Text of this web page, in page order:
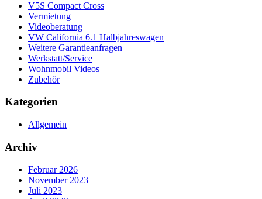
V5S Compact Cross
Vermietung
Videoberatung
VW California 6.1 Halbjahreswagen
Weitere Garantieanfragen
Werkstatt/Service
Wohnmobil Videos
Zubehör
Kategorien
Allgemein
Archiv
Februar 2026
November 2023
Juli 2023